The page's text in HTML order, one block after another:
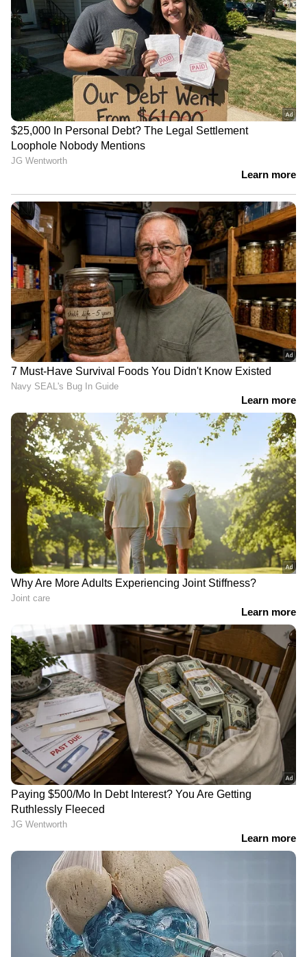
നല്‍കേണ്ടിവന്നു. ഒരു കോടി നാല്‍പത്തിയാറ്
ലക്ഷം രൂപയാണ് ഇവര്‍ക്ക് ആശുപത്രി
നഷ്ടപരിഹാരമായി നല്‍കിയത്.
Also Read:- മീറ്റിംഗിനിടെ മാനേജര്‍
സ്കെയില്‍ വച്ച് അടിച്ചു; സ്ത്രീക്ക് 90
ലക്ഷം നഷ്ടപരിഹാരം